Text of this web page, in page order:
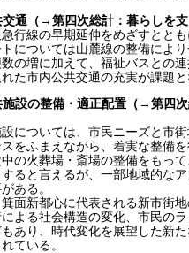
交通（→第四次総計：暮らしを支
行線の早期延伸をめざすとと
トについては山麓線の整備によ
の増に加えて、福祉バスとの
た市内公共交通の充実が課題と
施設の整備・適正配置（→第四
については、市民ニーズと市
をふまえながら、着実な整備
の火葬場・斎場の整備をもっ
ると言えるが、一部地域的な
ある。
面新都心に代表される新市街
よる社会構造の変化、市民の
あり、時代変化を展望した新
ている。